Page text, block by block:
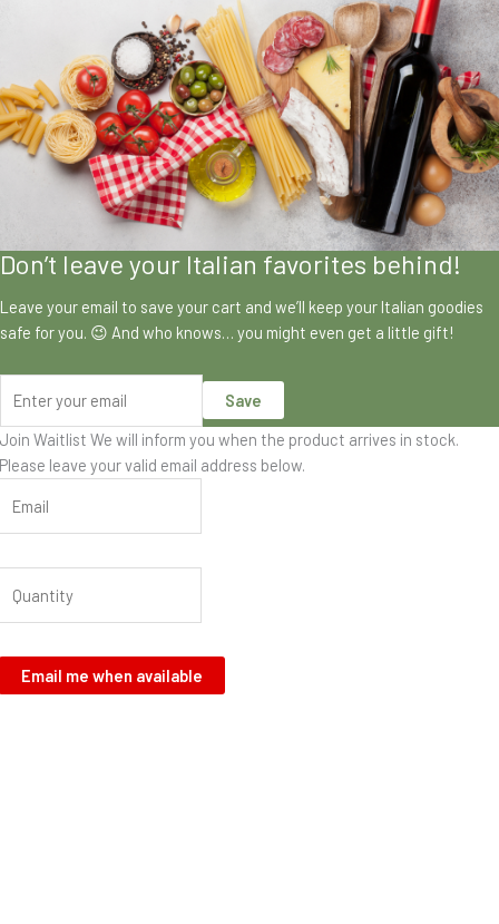
Don’t leave your Italian favorites behind!
Leave your email to save your cart and we’ll keep your Italian goodies
safe for you. 😉 And who knows… you might even get a little gift!
Save
Join Waitlist We will inform you when the product arrives in stock.
Please leave your valid email address below.
Email me when available